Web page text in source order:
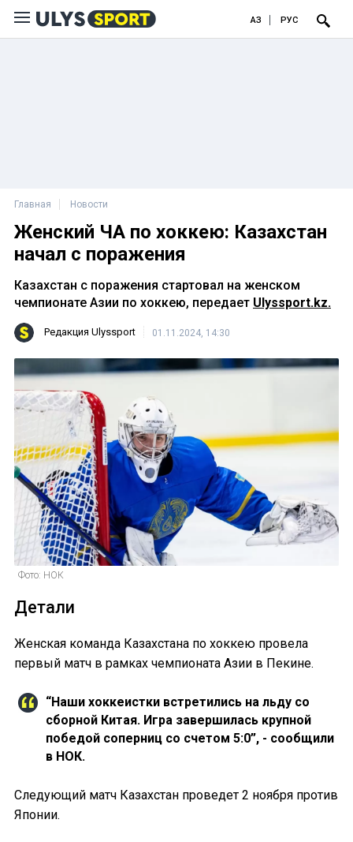
ҚАЗ РУС
Главная Новости
Женский ЧА по хоккею: Казахстан
начал с поражения
Казахстан с поражения стартовал на женском
чемпионате Азии по хоккею, передает Ulyssport.kz.
Редакция Ulyssport 01.11.2024, 14:30
Фото: НОК
Детали
Женская команда Казахстана по хоккею провела
первый матч в рамках чемпионата Азии в Пекине.
“Наши хоккеистки встретились на льду со
сборной Китая. Игра завершилась крупной
победой соперниц со счетом 5:0”, - сообщили
в НОК.
Следующий матч Казахстан проведет 2 ноября против
Японии.